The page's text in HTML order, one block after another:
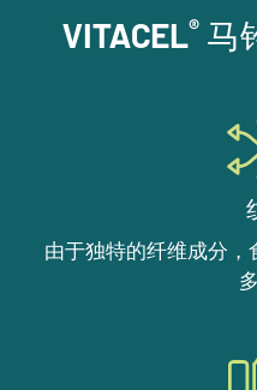
VITACEL® 马
由于独特的纤维成分